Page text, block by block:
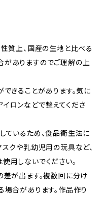
質上、国産の生地と比べる
ありますのでご理解の上
きることがあります。気に
ロンなどで整えてくださ
ているため、食品衛生法に
クや乳幼児用の玩具など、
用しないでください。
差が出ます。複数回に分け
場合があります。作品作り